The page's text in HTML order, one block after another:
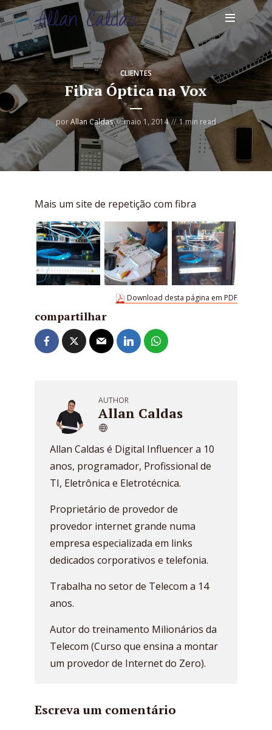
CLIENTES
Fibra Óptica na Vox
porAllan Caldas maio 1, 2014 1 min read
Mais um site de repetição com fibra
Download desta página em PDF
compartilhar
AUTHOR
Allan Caldas
Allan Caldas é Digital Influencer a 10
anos, programador, Profissional de
TI, Eletrônica e Eletrotécnica.
Proprietário de provedor de
provedor internet grande numa
empresa especializada em links
dedicados corporativos e telefonia.
Trabalha no setor de Telecom a 14
anos.
Autor do treinamento Milionários da
Telecom (Curso que ensina a montar
um provedor de Internet do Zero).
Escreva um comentário